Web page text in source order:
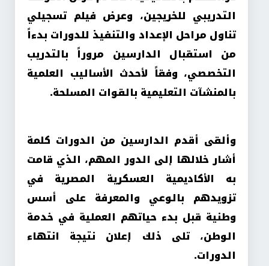
التدريبي للخريجين، وعرض فيلم تسجيلي
تناول مراحل الإعداد والتنفيذ للدورات بدءاً
من استقبال الدارسين مروراً بالتدريب
التخصصي، وفقاً لأحدث الأساليب العلمية
بالمنشآت التعليمية بالقوات المسلحة.
وألقى أقدم الدارسين من الدورات كلمة
أشار خلالها إلى الدور المهم، الذي قامت
به الأكاديمية العسكرية المصرية في
تزويدهم بالوعي والمعرفة على أسس
وطنية قبل بدء حياتهم العملية في خدمة
الوطن، تلى ذلك إعلان نتيجة انتهاء
الدورات.